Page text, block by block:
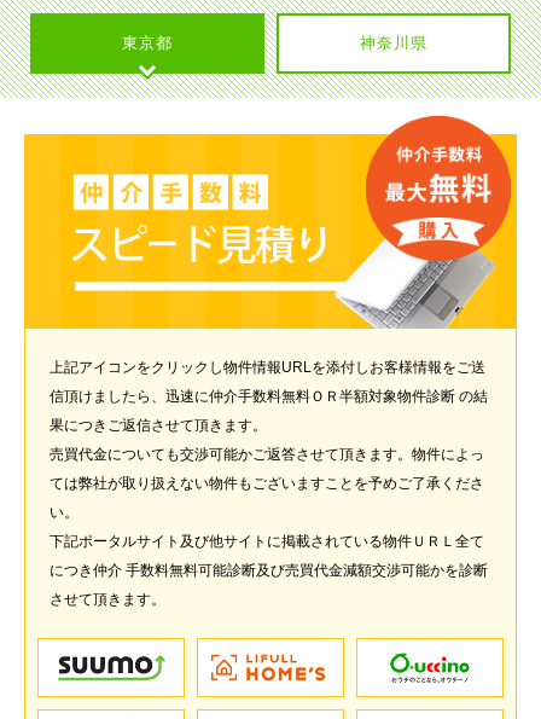
東京都 神奈川県
上記アイコンをクリックし物件情報URLを添付しお客様情報をご送
信頂けましたら、迅速に仲介手数料無料ＯＲ半額対象物件診断 の結
果につきご返信させて頂きます。
売買代金についても交渉可能かご返答させて頂きます。物件によっ
ては弊社が取り扱えない物件もございますことを予めご了承くださ
い。
下記ポータルサイト及び他サイトに掲載されている物件ＵＲＬ全て
につき仲介 手数料無料可能診断及び売買代金減額交渉可能かを診断
させて頂きます。